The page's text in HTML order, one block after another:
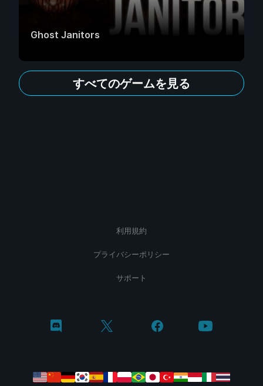
Ghost Janitors
すべてのゲームを見る
利用規約
プライバシーポリシー
サポート